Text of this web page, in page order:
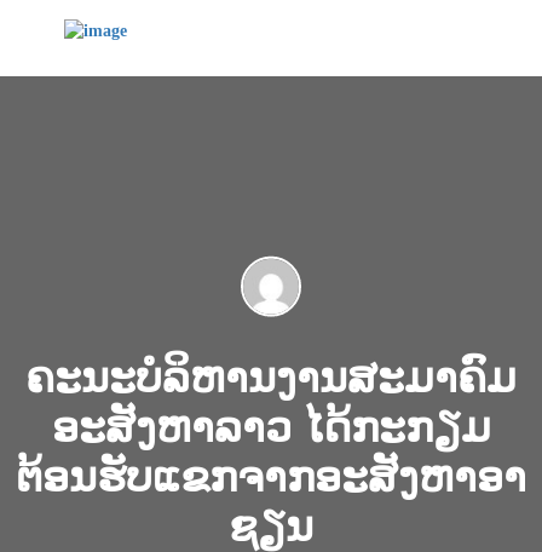
ຄະນະບໍລິຫານງານສະມາຄົມ
ອະສັງຫາລາວ ໄດ້ກະກຽມ
ຕ້ອນຮັບແຂກຈາກອະສັງຫາອາ
ຊຽນ